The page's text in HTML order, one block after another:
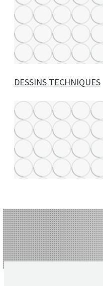
DESSINS TECHNIQUES